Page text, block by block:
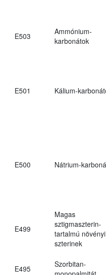
E503
Ammónium-
karbonátok
E501 Kálium-
E500 Nátrium-
E499
Magas
sztigmaszterin-
tartalmú növényi
szterinek
E495
Szorbitan-